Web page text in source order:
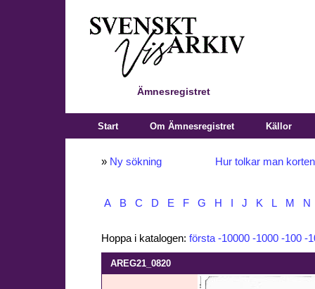
Ämnesregistret
Start Om Ämnesregistret Källor
» Ny sökning Hur tolkar man
A B C D E F G H J K L M N
Hoppa i katalogen: första -10000 -1000 -100 -
AREG21_0820